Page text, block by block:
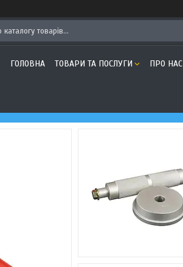
ГОЛОВНА ТОВАРИ ТА ПОСЛУГИ ПРО НАС